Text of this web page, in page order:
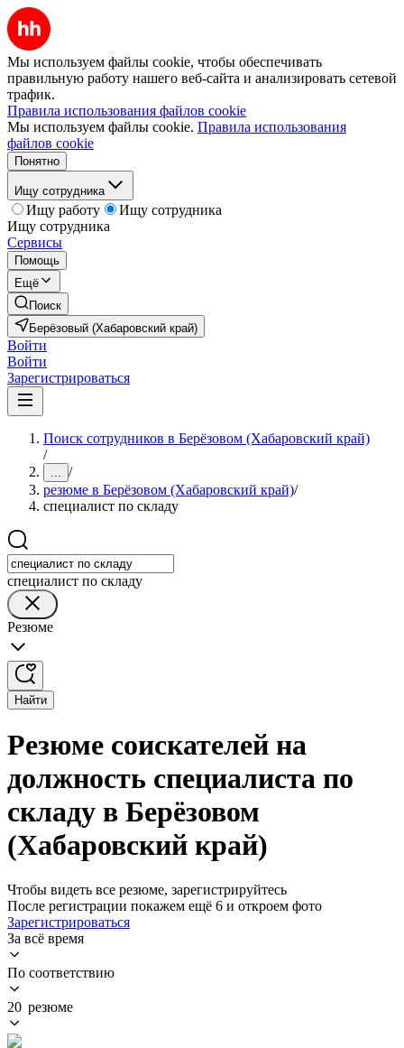
Мы используем файлы cookie, чтобы обеспечивать
правильную работу нашего веб-сайта и анализировать сетевой
трафик.
Правила использования файлов cookie
Мы используем файлы cookie. Правила использования
файлов cookie
Понятно
Ищу сотрудника
Ищу работу
Ищу сотрудника
Ищу сотрудника
Сервисы
Помощь
Ещё
Поиск
Берёзовый (Хабаровский край)
Войти
Войти
Зарегистрироваться
Поиск сотрудников в Берёзовом (Хабаровский край)
/
... /
резюме в Берёзовом (Хабаровский край)/
специалист по складу
специалист по складу
Резюме
Найти
Резюме соискателей на
должность специалиста по
складу в Берёзовом
(Хабаровский край)
Чтобы видеть все резюме, зарегистрируйтесь
После регистрации покажем ещё 6 и откроем фото
Зарегистрироваться
За всё время
По соответствию
20 резюме